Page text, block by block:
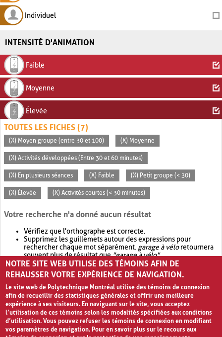
Individuel
INTENSITÉ D'ANIMATION
Faible
Moyenne
Élevée
TOUTES LES FICHES (7)
(X) Moyen groupe (entre 30 et 100) (X) Moyenne
(X) Activités développées (Entre 30 et 60 minutes)
(X) En plusieurs séances (X) Faible (X) Petit groupe (< 30)
(X) Élevée (X) Activités courtes (< 30 minutes)
Votre recherche n'a donné aucun résultat
Vérifiez que l'orthographe est correcte.
Supprimez les guillemets autour des expressions pour
rechercher chaque mot séparément. garage à véloretournera
souvent plus de résultat que"garage à vélo".
Envisagez d'élargir votre recherche avec OR.garage OR vélo
retournera souvent plus de résultat quegarage à vélo
NOTRE SITE WEB UTILISE DES TÉMOINS AFIN DE
REHAUSSER VOTRE EXPÉRIENCE DE NAVIGATION.
Le site web de Polytechnique Montréal utilise des témoins de connexion
afin de recueillir des statistiques générales et offrir une meilleure
expérience à ses visiteurs. En naviguant sur le site, vous acceptez
l’utilisation de ces témoins selon les modalités spécifiées aux conditions
d’utilisation. Vous pouvez refuser les témoins de connexion en modifiant
vos paramètres de navigation. Pour en savoir plus sur le recours aux